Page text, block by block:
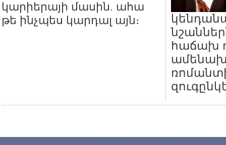
կարիերայի մասին. ահա
թե ինչպես կարդալ այն։
հաճախ